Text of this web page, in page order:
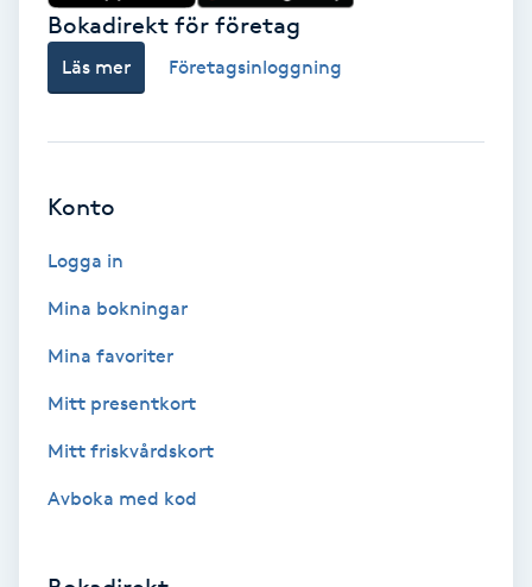
Diamantslipning
Extensions
Extensions borttagning
Faceliftmassage
Bokadirekt för företag
Läs mer Företagsinloggning
Konto
Logga in
Mina bokningar
Mina favoriter
Mitt presentkort
Mitt friskvårdskort
Avboka med kod